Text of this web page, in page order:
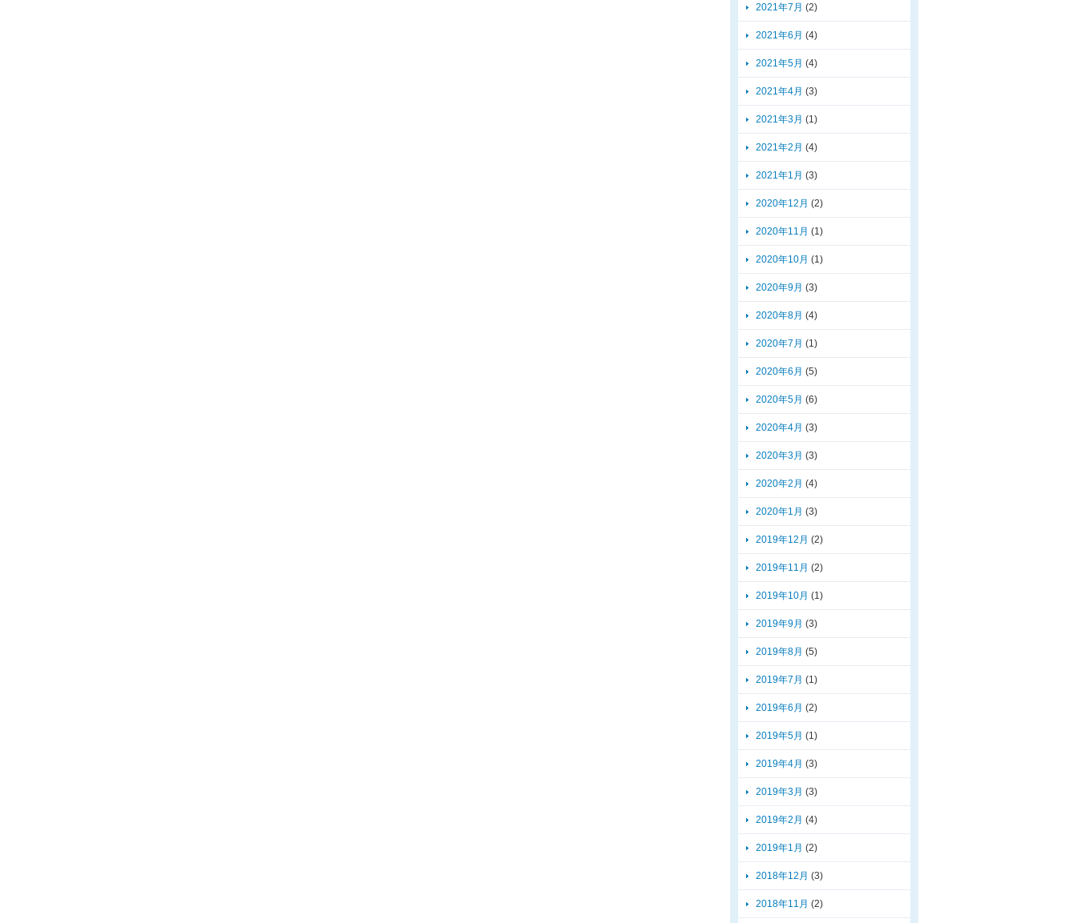
2021年7月 (2)
2021年6月 (4)
2021年5月 (4)
2021年4月 (3)
2021年3月 (1)
2021年2月 (4)
2021年1月 (3)
2020年12月 (2)
2020年11月 (1)
2020年10月 (1)
2020年9月 (3)
2020年8月 (4)
2020年7月 (1)
2020年6月 (5)
2020年5月 (6)
2020年4月 (3)
2020年3月 (3)
2020年2月 (4)
2020年1月 (3)
2019年12月 (2)
2019年11月 (2)
2019年10月 (1)
2019年9月 (3)
2019年8月 (5)
2019年7月 (1)
2019年6月 (2)
2019年5月 (1)
2019年4月 (3)
2019年3月 (3)
2019年2月 (4)
2019年1月 (2)
2018年12月 (3)
2018年11月 (2)